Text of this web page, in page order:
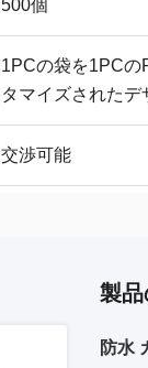
500個
1PCの袋を1PCの
タマイズされた
交渉可能
製品
防水